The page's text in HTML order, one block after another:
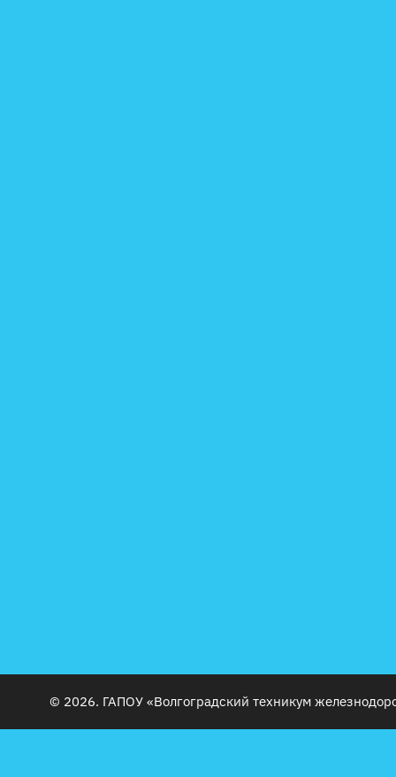
© 2026. ГАПОУ «Волгоградский техникум